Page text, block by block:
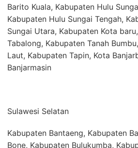
Barito Kuala, Kabupaten Hulu
Kabupaten Hulu Sungai Tengah,
Sungai Utara, Kabupaten Kota
Tabalong, Kabupaten Tanah
Laut, Kabupaten Tapin, Kota
Banjarmasin
Sulawesi Selatan
Kabupaten Bantaeng, Kabupaten
Bone, Kabupaten Bulukumba,